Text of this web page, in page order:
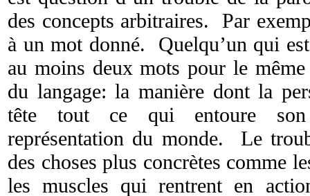
des concepts arbitraires. Par
à un mot donné. Quelqu’un qui
au moins deux mots pour le
du langage: la manière dont la
tête tout ce qui entoure son
représentation du monde. Le
des choses plus concrètes comme
les muscles qui rentrent en